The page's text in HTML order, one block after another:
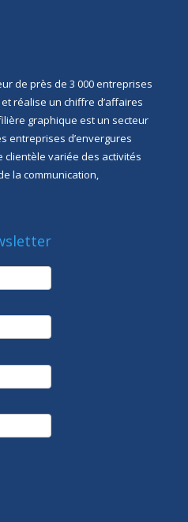
de près de 3 000 entreprises
réalise un chiffre d’affaires
graphique est un secteur
entreprises d’envergures
variée des activités
la communication,